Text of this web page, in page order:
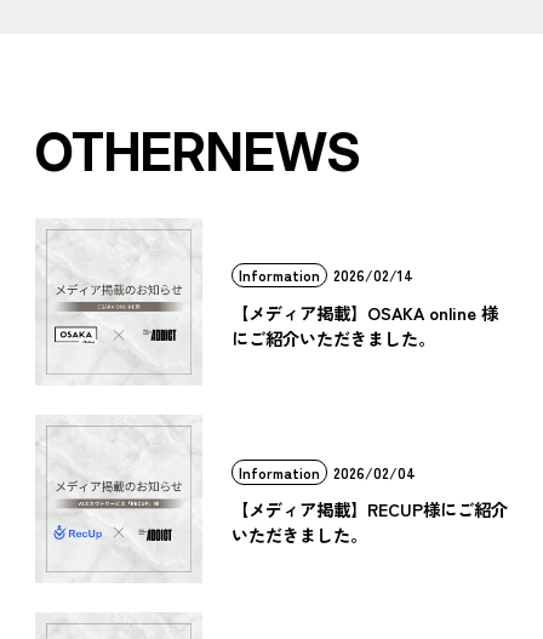
OTHERNEWS
Information 2026/02/14
【メディア掲載】OSAKA online 様
にご紹介いただきました。
Information 2026/02/04
【メディア掲載】RECUP様にご紹介
いただきました。